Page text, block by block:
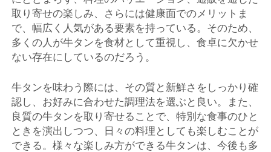
取り寄せの楽しみ、さらには健康面でのメリットま
で、幅広く人気がある要素を持っている。そのため、
多くの人が牛タンを食材として重視し、食卓に欠かせ
ない存在にしているのだろう。
牛タンを味わう際には、その質と新鮮さをしっかり確
認し、お好みに合わせた調理法を選ぶと良い。また、
良質の牛タンを取り寄せることで、特別な食事のひと
ときを演出しつつ、日々の料理としても楽しむことが
できる。様々な楽しみ方ができる牛タンは、今後も多